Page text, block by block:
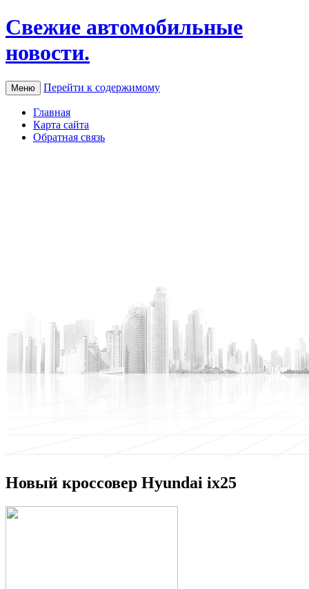
Свежие автомобильные
новости.
Меню Перейти к содержимому
Главная
Карта сайта
Обратная связь
Новый кроссовер Hyundai ix25